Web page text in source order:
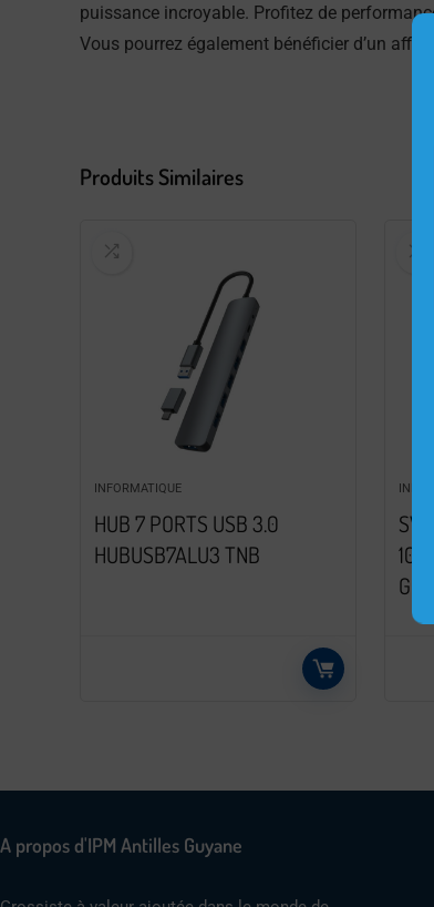
puissance incroyable. Profitez de
Vous pourrez également bénéficier d’un
Produits Similaires
INFORMATIQUE
HUB 7 PORTS USB 3.0
HUBUSB7ALU3 TNB
10/
A propos d'IPM Antilles Guyane